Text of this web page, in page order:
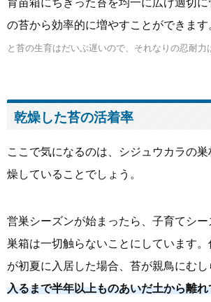
育苗箱にちぎった苔を均一に広げ適切
の苔から効率的に増やすことができます
と苔の生育はだいぶ遅いので、それなりの忍耐力
乾燥した苔の活着率
ここで気になるのは、シジュウカラの
燥していることでしょう。
営巣シーズンが始まったら、子育てシ
巣箱は一切触らないことにしています
が初夏に入居した場合、苔が親鳥にむし
入るまで半年以上ものあいだ土から離れ